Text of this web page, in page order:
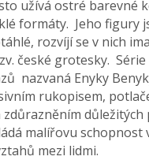
užívá ostré barevné
formáty. Jeho figury
rozvíjí se v nich
české grotesky.
nazvaná Enyky
rukopisem,
důležitých
malířovu schopnost
mezi lidmi.